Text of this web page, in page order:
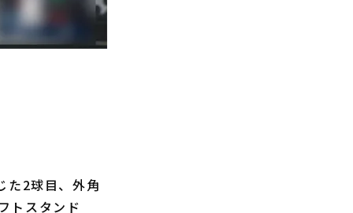
た2球目、外角
トスタンド